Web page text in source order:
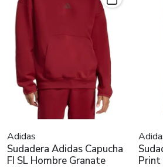
Adidas
Sudadera Adidas Capucha
FI SL Hombre Granate
Print